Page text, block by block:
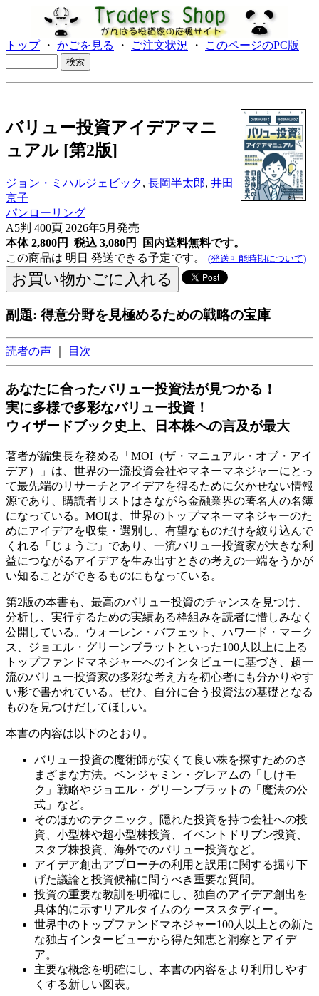
トップ・ かごを見る ・ ご注文状況 ・ このページのPC版
バリュー投資アイデアマニ
ュアル [第2版]
ジョン・ミハルジェビック, 長岡半太郎, 井田
京子
パンローリング
A5判 400頁 2026年5月発売
本体 2,800円 税込 3,080円
国内送料無料です。
この商品は 明日 発送できる予定です。 (発送可能時期について)
副題: 得意分野を見極めるための戦略の宝庫
読者の声 目次
あなたに合ったバリュー投資法が見つかる！
実に多様で多彩なバリュー投資！
ウィザードブック史上、日本株への言及が最大
著者が編集長を務める「MOI（ザ・マニュアル・オブ・アイ
デア）」は、世界の一流投資会社やマネーマネジャーにとっ
て最先端のリサーチとアイデアを得るために欠かせない情報
源であり、購読者リストはさながら金融業界の著名人の名簿
になっている。MOIは、世界のトップマネーマネジャーのた
めにアイデアを収集・選別し、有望なものだけを絞り込んで
くれる「じょうご」であり、一流バリュー投資家が大きな利
益につながるアイデアを生み出すときの考えの一端をうかが
い知ることができるものにもなっている。
第2版の本書も、最高のバリュー投資のチャンスを見つけ、
分析し、実行するための実績ある枠組みを読者に惜しみなく
公開している。ウォーレン・バフェット、ハワード・マーク
ス、ジョエル・グリーンブラットといった100人以上に上る
トップファンドマネジャーへのインタビューに基づき、超一
流のバリュー投資家の多彩な考え方を初心者にも分かりやす
い形で書かれている。ぜひ、自分に合う投資法の基礎となる
ものを見つけだしてほしい。
本書の内容は以下のとおり。
バリュー投資の魔術師が安くて良い株を探すためのさ
まざまな方法。ベンジャミン・グレアムの「しけモ
ク」戦略やジョエル・グリーンブラットの「魔法の公
式」など。
そのほかのテクニック。隠れた投資を持つ会社への投
資、小型株や超小型株投資、イベントドリブン投資、
スタブ株投資、海外でのバリュー投資など。
アイデア創出アプローチの利用と誤用に関する掘り下
げた議論と投資候補に問うべき重要な質問。
投資の重要な教訓を明確にし、独自のアイデア創出を
具体的に示すリアルタイムのケーススタディー。
世界中のトップファンドマネジャー100人以上との新た
な独占インタービューから得た知恵と洞察とアイデ
ア。
主要な概念を明確にし、本書の内容をより利用しやす
くする新しい図表。